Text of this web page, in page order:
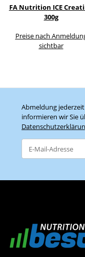
FA Nutrition ICE
300g
Preise nach
sichtbar
Abmeldung
informieren wir Sie